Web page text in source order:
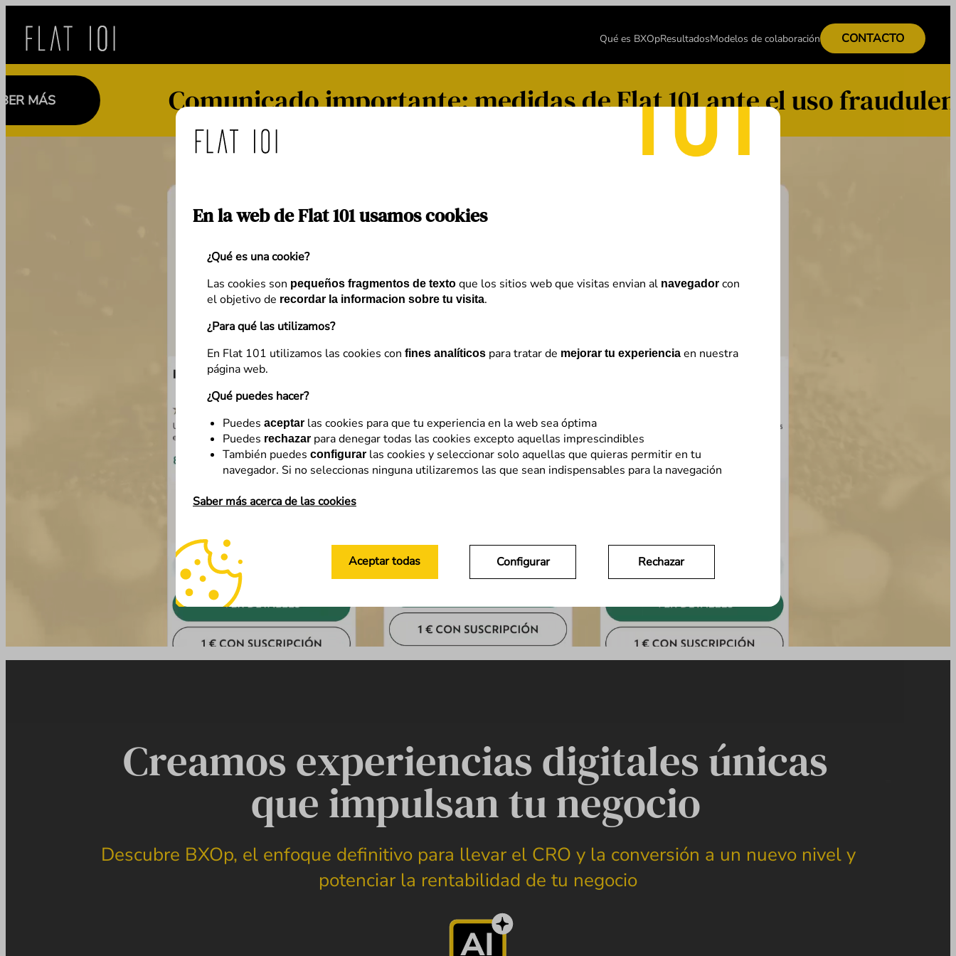
En la web de Flat 101 usamos cookies
¿Qué es una cookie?
Las cookies son pequeños fragmentos de texto que los sitios web que visitas envian al navegador con
el objetivo de recordar la informacion sobre tu visita.
¿Para qué las utilizamos?
En Flat 101 utilizamos las cookies con fines analíticos para tratar de mejorar tu experiencia en nuestra
página web.
¿Qué puedes hacer?
Puedes aceptar las cookies para que tu experiencia en la web sea óptima
Puedes rechazar para denegar todas las cookies excepto aquellas imprescindibles
También puedes configurar las cookies y seleccionar solo aquellas que quieras permitir en tu
navegador. Si no seleccionas ninguna utilizaremos las que sean indispensables para la navegación
Saber más acerca de las cookies
Configurar Rechazar
Aceptar todas
contenido
Qué es BXOpResultadosModelos de colaboración CONTACTO
Comunicado importante: medidas de Flat 101 ante el uso fraudulento
Creamos experiencias digitales únicas
que impulsan tu negocio
Descubre BXOp, el enfoque definitivo para llevar el CRO y la conversión a un nuevo nivel y
potenciar la rentabilidad de tu negocio